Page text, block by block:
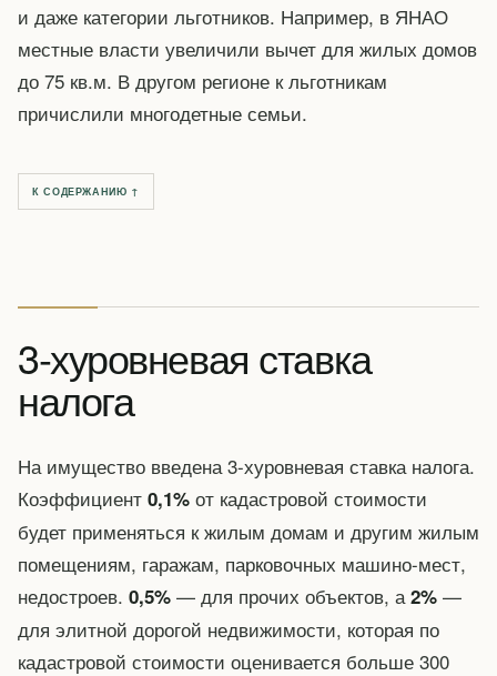
и даже категории льготников. Например, в ЯНАО
местные власти увеличили вычет для жилых домов
до 75 кв.м. В другом регионе к льготникам
причислили многодетные семьи.
К СОДЕРЖАНИЮ ↑
3-хуровневая ставка
налога
На имущество введена 3-хуровневая ставка налога.
Коэффициент 0,1% от кадастровой стоимости
будет применяться к жилым домам и другим жилым
помещениям, гаражам, парковочных машино-мест,
недостроев. 0,5% — для прочих объектов, а 2% —
для элитной дорогой недвижимости, которая по
кадастровой стоимости оценивается больше 300